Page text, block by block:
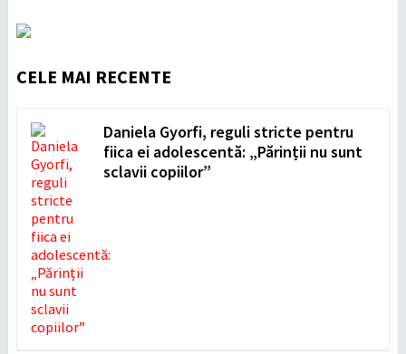
CELE MAI RECENTE
Daniela Gyorfi, reguli stricte pentru
fiica ei adolescentă: „Părinții nu sunt
sclavii copiilor”